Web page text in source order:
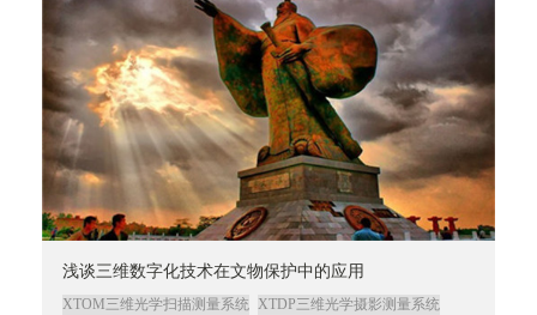
浅谈三维数字化技术在文物保护中的应用
XTOM三维光学扫描测量系统 XTDP三维光学摄影测量系统